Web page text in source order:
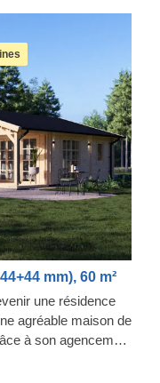
mm), 60 m²
une résidence
agréable maison de
à son agencement
chambres d'un
de l'autre,